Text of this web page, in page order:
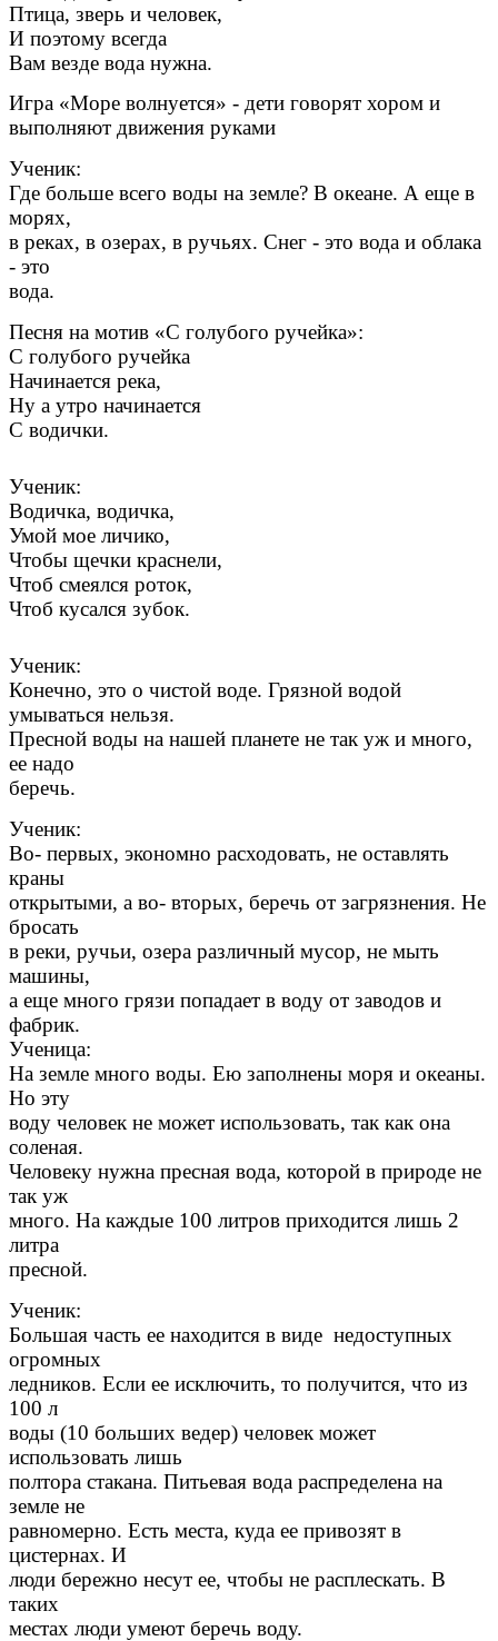
Птица, зверь и человек,
И поэтому всегда
Вам везде вода нужна.
Игра «Море волнуется» - дети говорят хором и
выполняют движения руками
Ученик:
Где больше всего воды на земле? В океане. А еще в
морях,
в реках, в озерах, в ручьях. Снег - это вода и облака
- это
вода.
Песня на мотив «С голубого ручейка»:
С голубого ручейка
Начинается река,
Ну а утро начинается
С водички.
Ученик:
Водичка, водичка,
Умой мое личико,
Чтобы щечки краснели,
Чтоб смеялся роток,
Чтоб кусался зубок.
Ученик:
Конечно, это о чистой воде. Грязной водой
умываться нельзя.
Пресной воды на нашей планете не так уж и много,
ее надо
беречь.
Ученик:
Во- первых, экономно расходовать, не оставлять
краны
открытыми, а во- вторых, беречь от загрязнения. Не
бросать
в реки, ручьи, озера различный мусор, не мыть
машины,
а еще много грязи попадает в воду от заводов и
фабрик.
Ученица:
На земле много воды. Ею заполнены моря и океаны.
Но эту
воду человек не может использовать, так как она
соленая.
Человеку нужна пресная вода, которой в природе не
так уж
много. На каждые 100 литров приходится лишь 2
литра
пресной.
Ученик:
Большая часть ее находится в виде недоступных
огромных
ледников. Если ее исключить, то получится, что из
100 л
воды (10 больших ведер) человек может
использовать лишь
полтора стакана. Питьевая вода распределена на
земле не
равномерно. Есть места, куда ее привозят в
цистернах. И
люди бережно несут ее, чтобы не расплескать. В
таких
местах люди умеют беречь воду.